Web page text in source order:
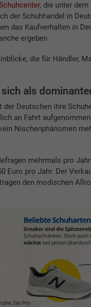
, die unter
der Schuhhandel in
das Kaufverhalten in
ergeben.
die für Händler,
als
der Deutschen ihre
an Fahrt
Nischenphänomen
mehrmals pro
Euro pro Jahr. Der
den modischen